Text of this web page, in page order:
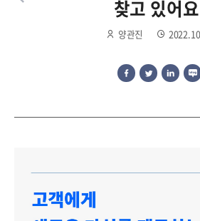
찾고 있어
양관진